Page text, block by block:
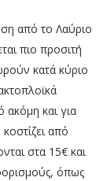
από το Λαύριο
πιο προσιτή
κατά κύριο
ακόμη και για
από
στα 15€ και
όπως